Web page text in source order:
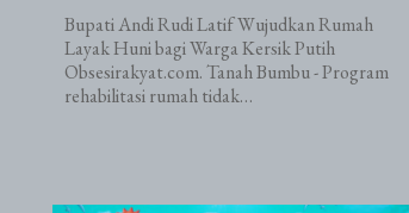
Bupati Andi Rudi Latif Wujudkan Rumah
Layak Huni bagi Warga Kersik Putih
Obsesirakyat.com. Tanah Bumbu - Program
rehabilitasi rumah tidak…